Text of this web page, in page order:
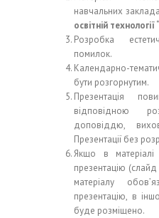
навчальних
освітній
Розробка
помилок.
Календарно-
бути розгорнутим.
Презентація
відповідною
доповіддю,
Презентації без
Якщо в
презентацію
матеріалу
презентацію, в
буде розміщено.